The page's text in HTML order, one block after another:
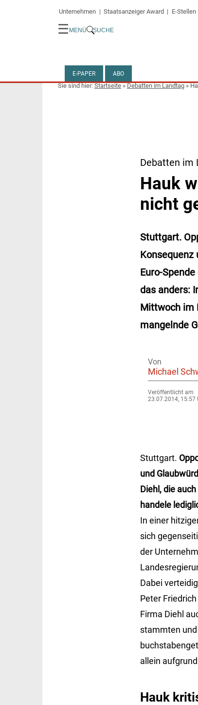
Unternehmen Staatsanzeiger Award E-Stellen
☰ MENÜ SUCHE
E-PAPER ABO
Startseite»Debatten im Landtag»
Debatten im
Hauk
nicht
Stuttgart.
Konsequenz
Euro-
das anders:
Mittwoch im
mangelnde
Von
Michael
Veröffentlicht am
23.07.2014, 15:57
Stuttgart.
und
Diehl, die
handele
In einer
sich
der
Dabei
Peter
Firma Diehl
stammten
allein
Hauk